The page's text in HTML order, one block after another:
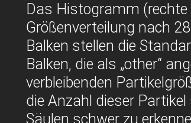
Das Histogramm (rechte
Größenverteilung nach
Balken stellen die
Balken, die als „other“
verbleibenden
die Anzahl dieser
Säulen schwer zu